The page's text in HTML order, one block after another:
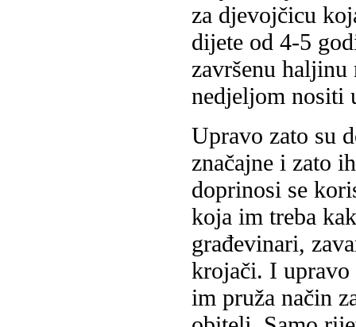
za djevojčicu
dijete od 4-5
završenu haljinu
nedjeljom nositi
Upravo zato su
značajne i zato
doprinosi se
koja im treba
građevinari,
krojači. I upravo
im pruža način